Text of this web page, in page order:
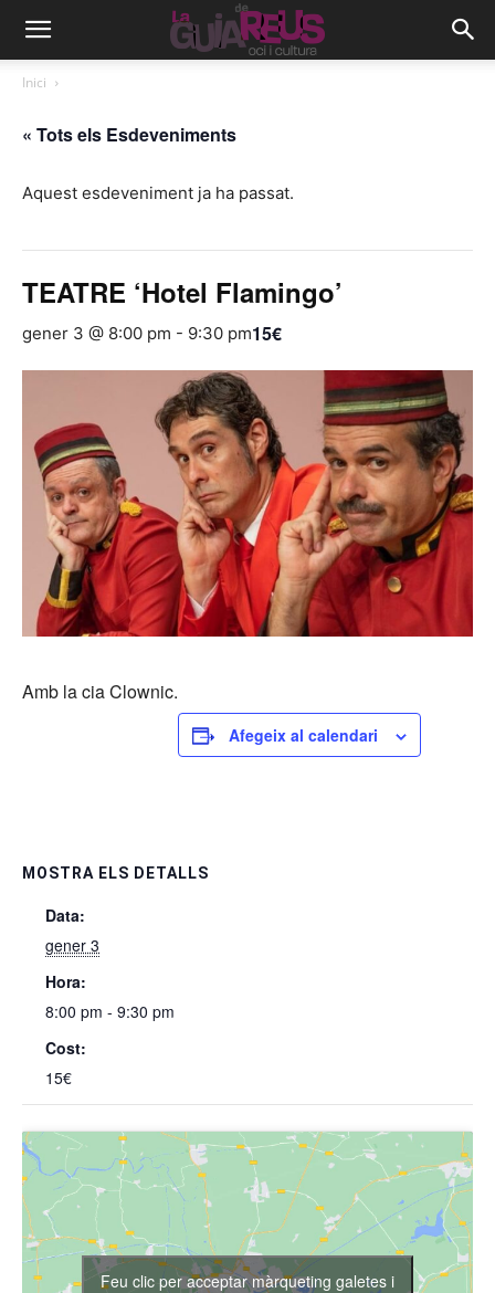
Inici
« Tots els Esdeveniments
Aquest esdeveniment ja ha passat.
TEATRE ‘Hotel Flamingo’
gener 3 @ 8:00 pm - 9:30 pm15€
Amb la cia Clownic.
Afegeix al calendari
MOSTRA ELS DETALLS
Data:
gener 3
Hora:
8:00 pm - 9:30 pm
Cost:
15€
Feu clic per acceptar màrqueting galetes i